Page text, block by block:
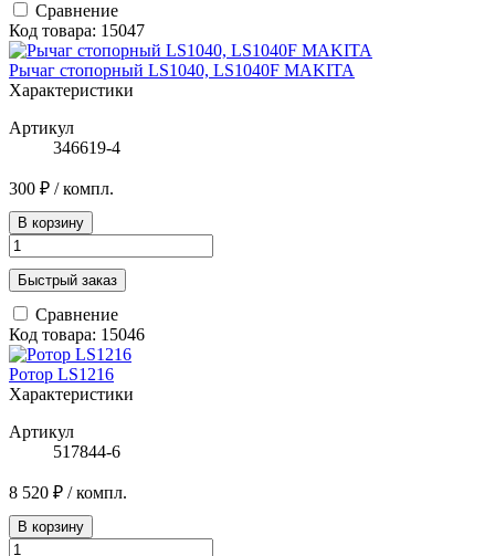
Сравнение
Код товара: 15047
Рычаг стопорный LS1040, LS1040F MAKITA
Характеристики
Артикул
346619-4
300 ₽ / компл.
В корзину
Быстрый заказ
Сравнение
Код товара: 15046
Ротор LS1216
Характеристики
Артикул
517844-6
8 520 ₽ / компл.
В корзину